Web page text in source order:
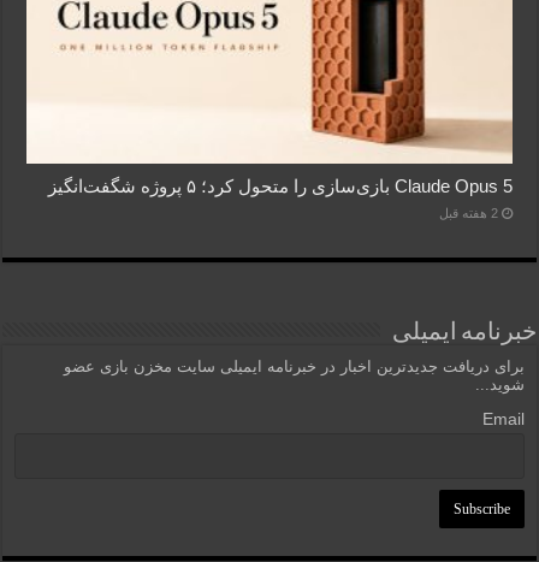
Claude Opus 5 بازی‌سازی را متحول کرد؛ ۵ پروژه شگفت‌انگیز
2 هفته قبل
خبرنامه ایمیلی
برای دریافت جدیدترین اخبار در خبرنامه ایمیلی سایت مخزن بازی عضو
شوید...
Email